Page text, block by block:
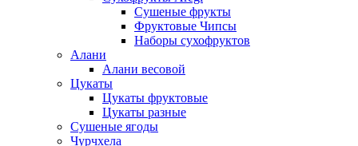
Сушеные фрукты
Фруктовые Чипсы
Наборы сухофруктов
Алани
Алани весовой
Цукаты
Цукаты фруктовые
Цукаты разные
Сушеные ягоды
Чурчхела